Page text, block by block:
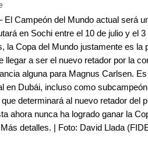
El Campeón del Mundo actual será
en Sochi entre el 10 de julio y el
la Copa del Mundo justamente es
llegar a ser el nuevo retador por la
alguna para Magnus Carlsen.
en Dubái, incluso como
determinará al nuevo retador del
ahora nunca ha logrado ganar la
detalles. | Foto: David Llada